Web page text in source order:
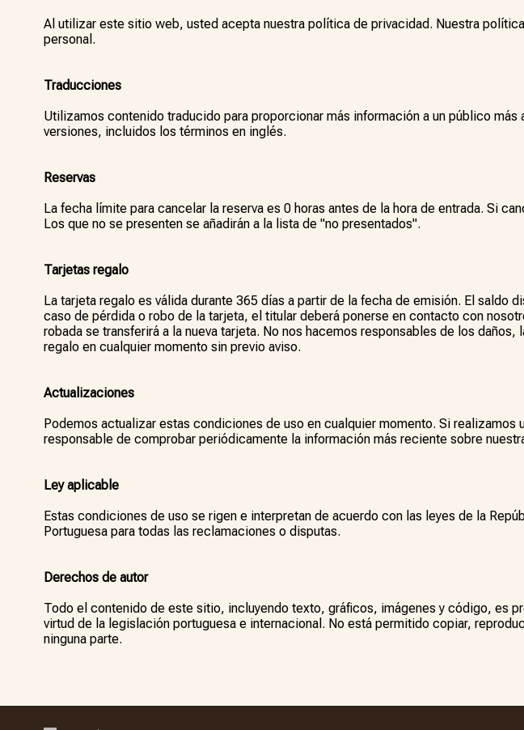
Al utilizar este sitio web, usted acepta nuestra política de privacidad. Nuestra
personal.
Traducciones
Utilizamos contenido traducido para proporcionar más información a un público
versiones, incluidos los términos en inglés.
Reservas
La fecha límite para cancelar la reserva es 0 horas antes de la hora de entrada. Si
Los que no se presenten se añadirán a la lista de "no presentados".
Tarjetas regalo
La tarjeta regalo es válida durante 365 días a partir de la fecha de emisión. El saldo
caso de pérdida o robo de la tarjeta, el titular deberá ponerse en contacto con
robada se transferirá a la nueva tarjeta. No nos hacemos responsables de los
regalo en cualquier momento sin previo aviso.
Actualizaciones
Podemos actualizar estas condiciones de uso en cualquier momento. Si
responsable de comprobar periódicamente la información más reciente sobre
Ley aplicable
Estas condiciones de uso se rigen e interpretan de acuerdo con las leyes de la
Portuguesa para todas las reclamaciones o disputas.
Derechos de autor
Todo el contenido de este sitio, incluyendo texto, gráficos, imágenes y código, es
virtud de la legislación portuguesa e internacional. No está permitido copiar,
ninguna parte.